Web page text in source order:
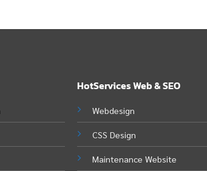
HotServices Web & SEO
Webdesign
CSS Design
Maintenance Website